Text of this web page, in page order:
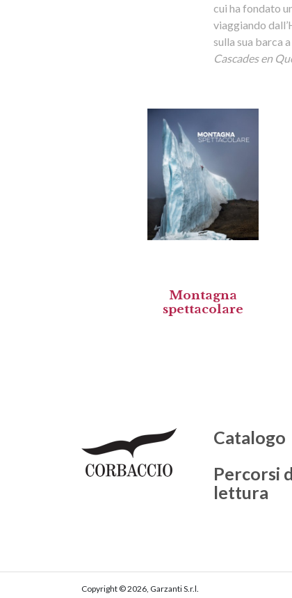
cui ha fondato
viaggiando
sulla sua barca
Cascades en
Montagna
spettacolare
Catalogo
Percorsi
lettura
Copyright © 2026, Garzanti S.r.l.